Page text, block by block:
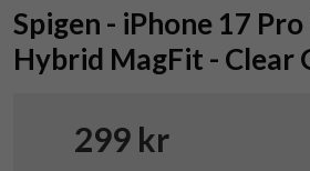
Spigen - iPhone 17
Hybrid MagFit - Clear
299 kr